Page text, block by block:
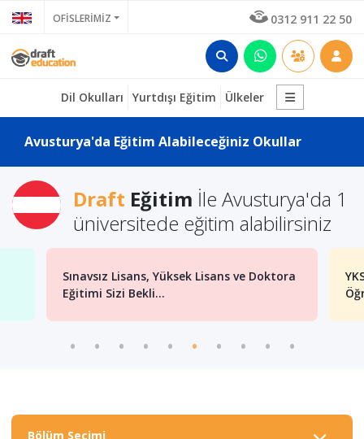
OFİSLERİMİZ 0312 911 22 50
Dil Okulları Yurtdışı Eğitim Ülkeler
Avusturya'da Eğitim Alabileceğiniz Okullar
Draft Eğitim İle Avusturya'da 1
üniversitede eğitim alabilirsiniz
Sınavsız Lisans, Yüksek Lisans ve Doktora
Eğitimi Sizi Bekli...
Bölüm Seçimi